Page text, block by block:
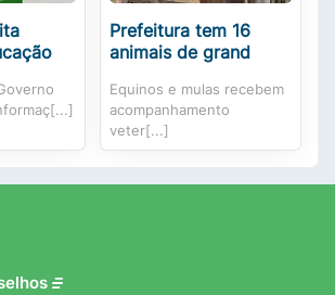
Prefeitura tem 16
animais de grand
Equinos e mulas recebem
acompanhamento
veter[...]